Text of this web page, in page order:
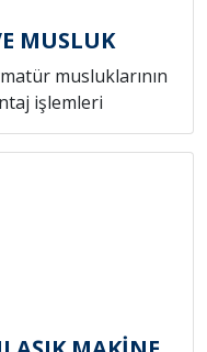
MUSLUK
musluklarının
işlemleri